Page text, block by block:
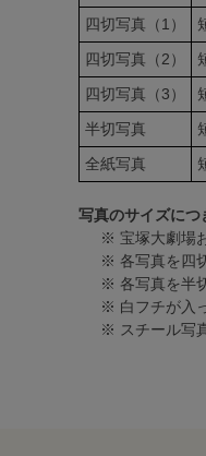
四切写真（1）
四切写真（2）
四切写真（3）
半切写真
全紙写真
写真のサイズにつ
※ 宝塚大劇場
※ 各写真を四
※ 各写真を半
※ 白フチが入
※ スチール写